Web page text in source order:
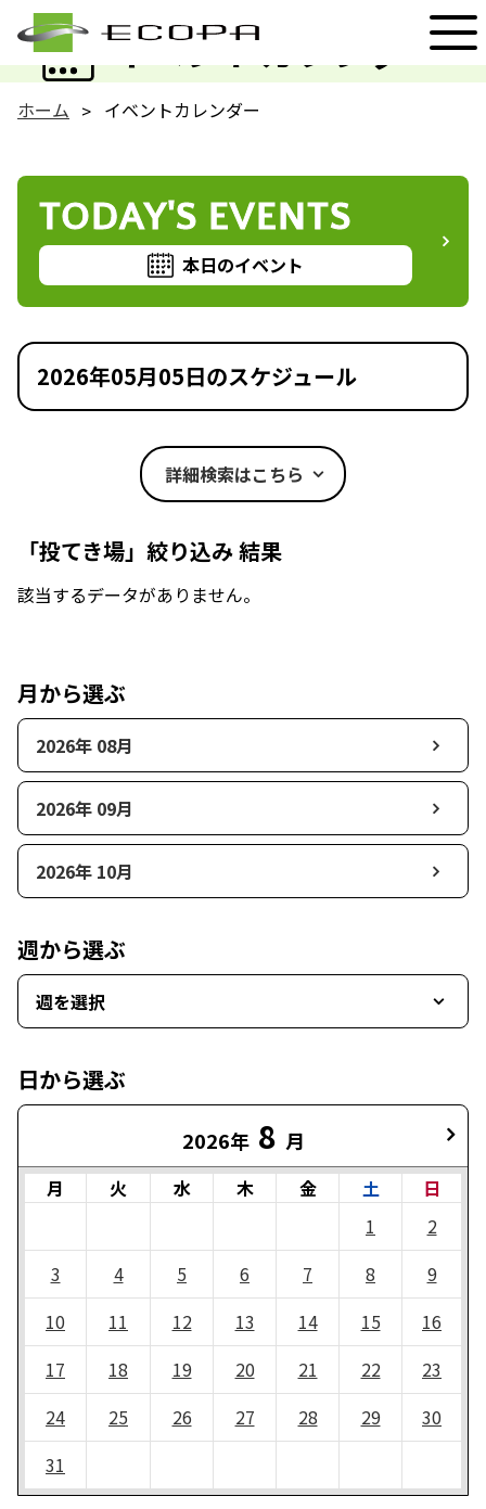
イベントカレンダー
EVENT
ホーム イベントカレンダー
TODAY'S EVENTS
本日のイベント
2026年05月05日のスケジュール
詳細検索はこちら
「投てき場」絞り込み 結果
該当するデータがありません。
月から選ぶ
2026年 08月
2026年 09月
2026年 10月
週から選ぶ
週を選択
日から選ぶ
2026年 8 月
月 火 水 木 金 土
日
1
2
3
4 5 6 7 8
9
10
11 12 13 14 15
16
17
18 19 20 21 22
23
24
25 26 27 28 29
30
31